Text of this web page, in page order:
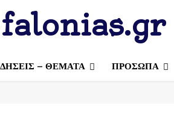
– ΘΕΜΑΤΑ ΠΡΟΣΩΠΑ